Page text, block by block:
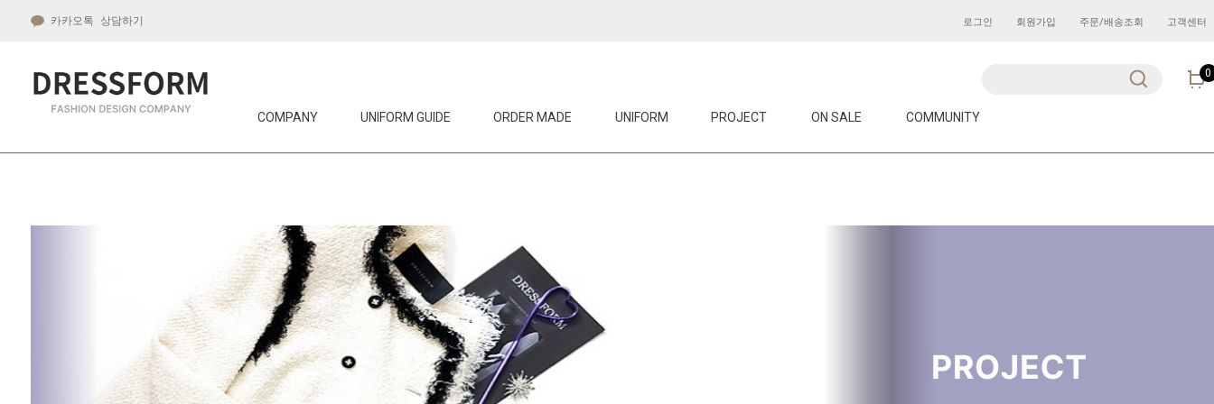
카카오톡 상담하기 로그인 회원가입 주문/배송조회 고객센터
COMPANY UNIFORM GUIDE ORDER MADE UNIFORM PROJECT ON SALE COMMUNITY
0